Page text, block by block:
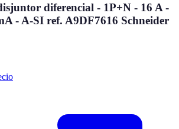
diferencial - 1P+N - 16 A -
- A-SI ref. A9DF7616 Schneider